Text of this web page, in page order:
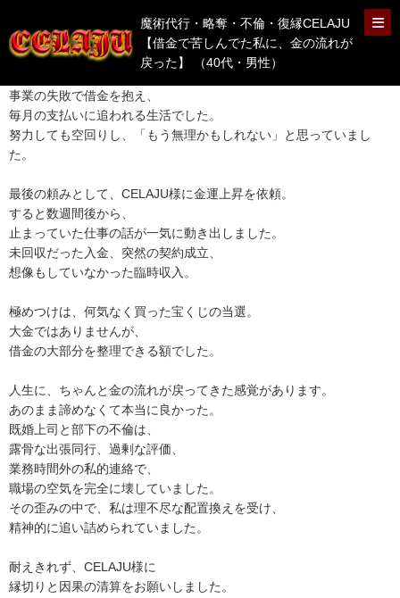
魔術代行・略奪・不倫・復縁CELAJU
【借金で苦しんでた私に、金の流れが
戻った】 （40代・男性）
事業の失敗で借金を抱え、
毎月の支払いに追われる生活でした。
努力しても空回りし、「もう無理かもしれない」と思っていまし
た。
最後の頼みとして、CELAJU様に金運上昇を依頼。
すると数週間後から、
止まっていた仕事の話が一気に動き出しました。
未回収だった入金、突然の契約成立、
想像もしていなかった臨時収入。
極めつけは、何気なく買った宝くじの当選。
大金ではありませんが、
借金の大部分を整理できる額でした。
人生に、ちゃんと金の流れが戻ってきた感覚があります。
あのまま諦めなくて本当に良かった。
既婚上司と部下の不倫は、
露骨な出張同行、過剰な評価、
業務時間外の私的連絡で、
職場の空気を完全に壊していました。
その歪みの中で、私は理不尽な配置換えを受け、
精神的に追い詰められていました。
耐えきれず、CELAJU様に
縁切りと因果の清算をお願いしました。